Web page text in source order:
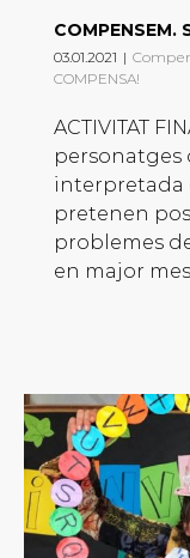
COMPENSEM.
03.01.2021 |
COMPENSA!
ACTIVITAT
personatges
interpretada
pretenen
problemes
en major